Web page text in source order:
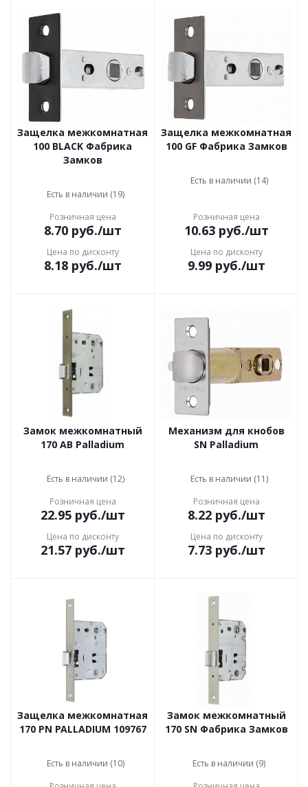
Защелка межкомнатная
100 BLACK Фабрика
Замков
Есть в наличии (19)
Розничная цена
8.70руб./шт
Цена по дисконту
8.18руб./шт
Защелка межкомнатная
100 GF Фабрика Замков
Есть в наличии (14)
Розничная цена
10.63руб./шт
Цена по дисконту
9.99руб./шт
Замок межкомнатный
170 AB Palladium
Есть в наличии (12)
Розничная цена
22.95руб./шт
Цена по дисконту
21.57руб./шт
Механизм для кнобов
SN Palladium
Есть в наличии (11)
Розничная цена
8.22руб./шт
Цена по дисконту
7.73руб./шт
Защелка межкомнатная
170 PN PALLADIUM 109767
Есть в наличии (10)
Замок межкомнатный
170 SN Фабрика Замков
Есть в наличии (9)